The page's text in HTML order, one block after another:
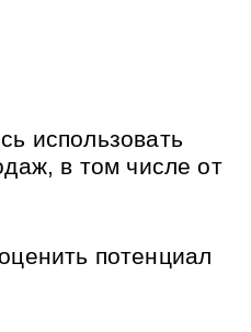
использовать
в том числе от
потенциал